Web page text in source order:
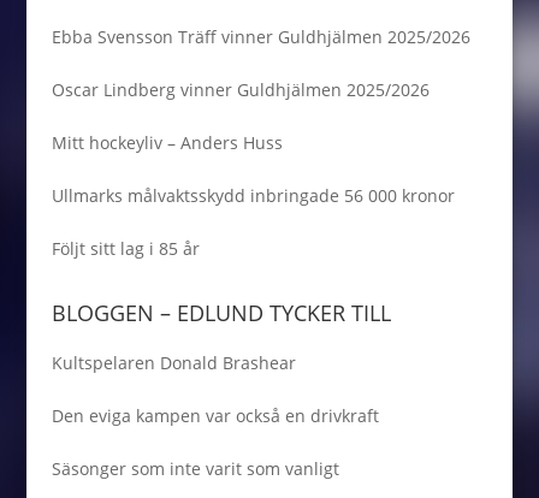
Ebba Svensson Träff vinner Guldhjälmen 2025/2026
Oscar Lindberg vinner Guldhjälmen 2025/2026
Mitt hockeyliv – Anders Huss
Ullmarks målvaktsskydd inbringade 56 000 kronor
Följt sitt lag i 85 år
BLOGGEN – EDLUND TYCKER TILL
Kultspelaren Donald Brashear
Den eviga kampen var också en drivkraft
Säsonger som inte varit som vanligt